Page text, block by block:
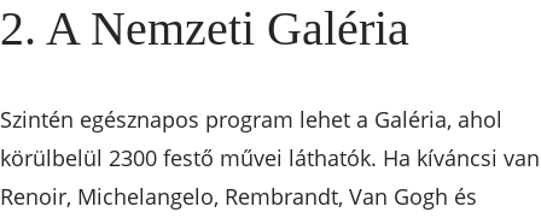
2. A Nemzeti Galéria
Szintén egésznapos program lehet a Galéria, ahol
körülbelül 2300 festő művei láthatók. Ha kíváncsi van
Renoir, Michelangelo, Rembrandt, Van Gogh és